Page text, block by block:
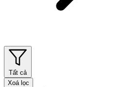
Tất cả
Xoá lọc